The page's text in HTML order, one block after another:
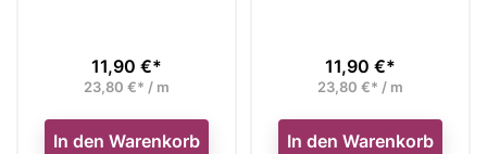
Preis
11,90 €*
23,80 €* / m
In den Warenkorb
Preis
11,90 €*
23,80 €* / m
In den Warenkorb